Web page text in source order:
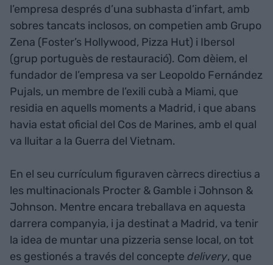
l’empresa després d’una subhasta d’infart, amb
sobres tancats inclosos, on competien amb Grupo
Zena (Foster’s Hollywood, Pizza Hut) i Ibersol
(grup portuguès de restauració). Com dèiem, el
fundador de l’empresa va ser Leopoldo Fernández
Pujals, un membre de l’exili cubà a Miami, que
residia en aquells moments a Madrid, i que abans
havia estat oficial del Cos de Marines, amb el qual
va lluitar a la Guerra del Vietnam.
En el seu currículum figuraven càrrecs directius a
les multinacionals Procter & Gamble i Johnson &
Johnson. Mentre encara treballava en aquesta
darrera companyia, i ja destinat a Madrid, va tenir
la idea de muntar una pizzeria sense local, on tot
es gestionés a través del concepte delivery, que